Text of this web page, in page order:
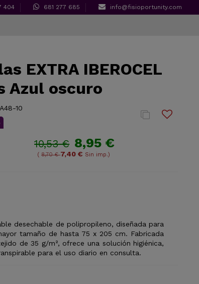
404 681 277 685 info@fisioportunity.com
EXTRA IBEROCEL
Azul oscuro
10
10,53 € 8,95 €
(8,70 €7,40 € Sin imp.)
desechable de polipropileno, diseñada para
tamaño de hasta 75 x 205 cm. Fabricada
de 35 g/m², ofrece una solución higiénica,
para el uso diario en consulta.